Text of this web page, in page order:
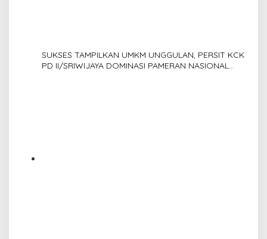
SUKSES TAMPILKAN UMKM UNGGULAN, PERSIT KCK
PD II/SRIWIJAYA DOMINASI PAMERAN NASIONAL